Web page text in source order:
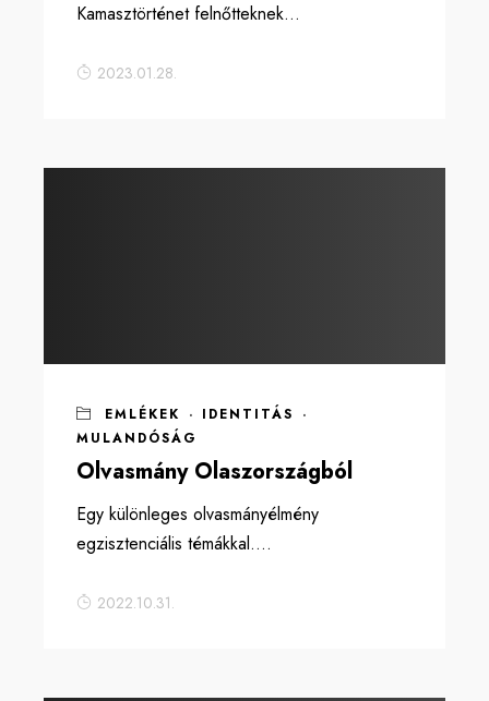
Kamasztörténet felnőtteknek...
2023.01.28.
EMLÉKEK · IDENTITÁS
·
MULANDÓSÁG
Olvasmány Olaszországból
Egy különleges olvasmányélmény
egzisztenciális témákkal....
2022.10.31.